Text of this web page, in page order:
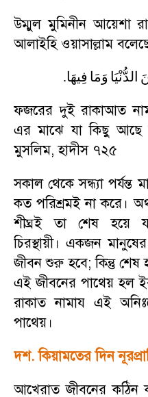
উম্মুল মুমিনীন আয়েশা
আলাইহি ওয়াসাল্লাম
الدُّنْيَا وَمَا فِيهَا.
ফজরের দুই রাকাআত
এর মাঝে যা কিছু আছে
মুসলিম,হাদীস ৭২৫
সকাল থেকে সন্ধ্যা পর্যন্ত
কত পরিশ্রমই না করে।
শীঘ্রই তা শেষ হয়ে
চিরস্থায়ী। একজন
জীবন শুরু হবে;কিন্তু
এই জীবনের পাথেয় হল
রাকাত নামায এই
পাথেয়।
দশ. কিয়ামতের দিন
আখেরাত জীবনের কঠিন